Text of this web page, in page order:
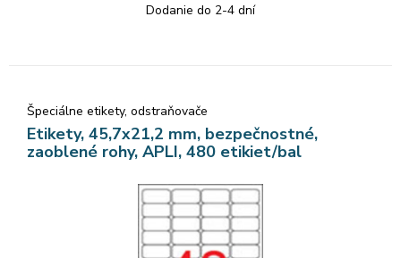
Dodanie do 2-4 dní
Špeciálne etikety, odstraňovače
Etikety, 45,7x21,2 mm, bezpečnostné,
zaoblené rohy, APLI, 480 etikiet/bal